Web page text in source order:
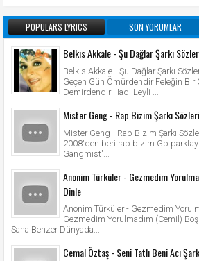
POPULARS LYRICS SON YORUMLAR
Belkıs Akkale - Şu Dağlar Şarkı
Belkıs Akkale - Şu Dağlar Şarkı
Geçen Gün Ömürdendir Feleğin Bir
Demirdendir Hadi Leyli ...
Mister Geng - Rap Bizim Şarkı
Mister Geng - Rap Bizim Şarkı
2008'den beri rap bizim Gp
Gangmist'...
Anonim Türküler - Gezmedim
Dinle
Anonim Türküler - Gezmedim
Gezmedim Yorulmadım (Cemil) Boş
Sana Benzer Dünyada...
Cemal Öztaş - Seni Tatlı Beni Acı